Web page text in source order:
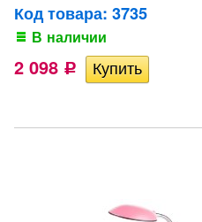
Код товара: 3735
В наличии
2 098 Р